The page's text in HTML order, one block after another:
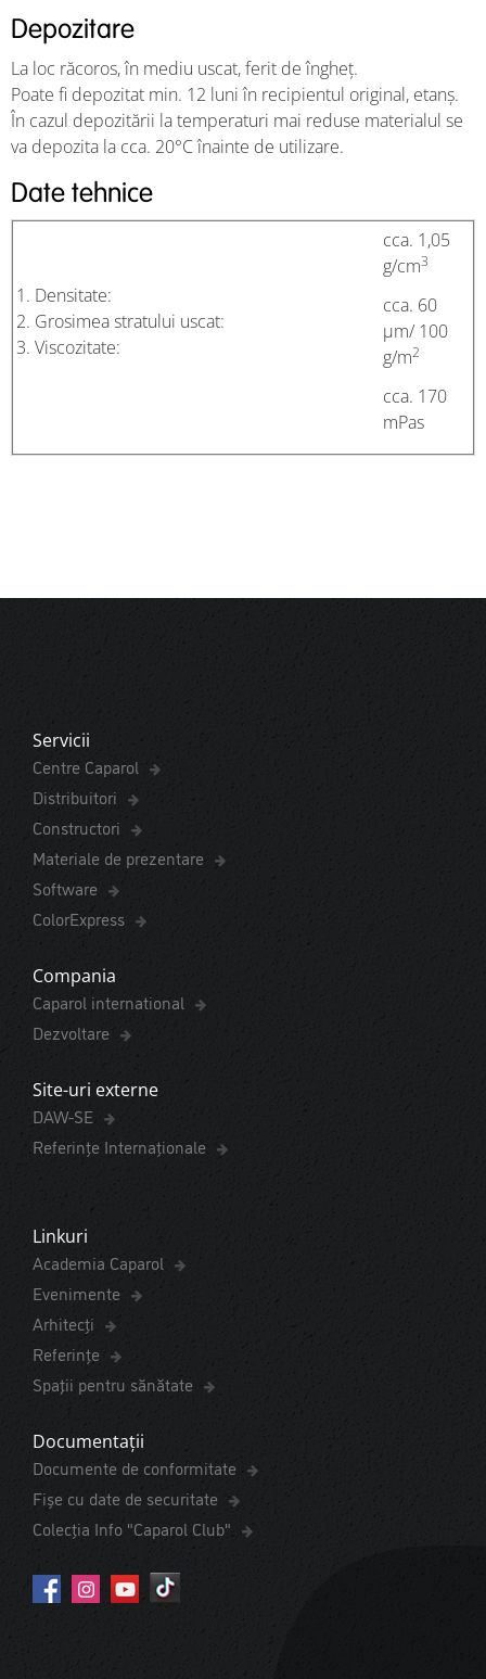
Depozitare
La loc răcoros, în mediu uscat, ferit de îngheț.
Poate fi depozitat min. 12 luni în recipientul original, etanș.
În cazul depozitării la temperaturi mai reduse materialul se
va depozita la cca. 20°C înainte de utilizare.
Date tehnice
Densitate:
Grosimea stratului uscat:
Viscozitate:
cca. 1,05
g/cm3
cca. 60
µm/ 100
g/m2
cca. 170
mPas
Servicii
Centre Caparol
Distribuitori
Constructori
Materiale de prezentare
Software
ColorExpress
Compania
Caparol international
Dezvoltare
Site-uri externe
DAW-SE
Referințe Internaționale
Linkuri
Academia Caparol
Evenimente
Arhitecți
Referințe
Spaţii pentru sănătate
Documentații
Documente de conformitate
Fișe cu date de securitate
Colecția Info "Caparol Club"